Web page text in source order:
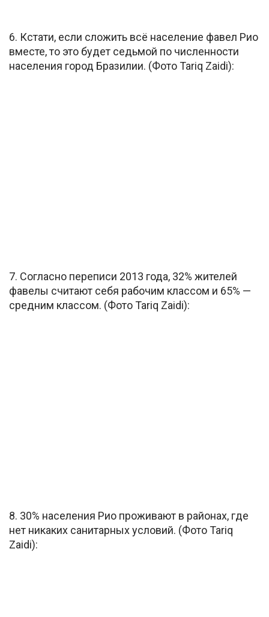
6. Кстати, если сложить всё население фавел Рио
вместе, то это будет седьмой по численности
населения город Бразилии. (Фото Tariq Zaidi):
7. Согласно переписи 2013 года, 32% жителей
фавелы считают себя рабочим классом и 65% —
средним классом. (Фото Tariq Zaidi):
8. 30% населения Рио проживают в районах, где
нет никаких санитарных условий. (Фото Tariq
Zaidi):